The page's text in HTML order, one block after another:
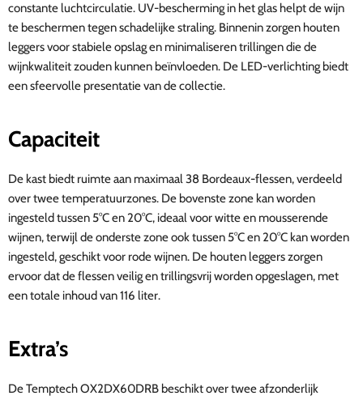
constante luchtcirculatie. UV-bescherming in het glas helpt de wijn
te beschermen tegen schadelijke straling. Binnenin zorgen houten
leggers voor stabiele opslag en minimaliseren trillingen die de
wijnkwaliteit zouden kunnen beïnvloeden. De LED-verlichting biedt
een sfeervolle presentatie van de collectie.
Capaciteit
De kast biedt ruimte aan maximaal 38 Bordeaux-flessen, verdeeld
over twee temperatuurzones. De bovenste zone kan worden
ingesteld tussen 5°C en 20°C, ideaal voor witte en mousserende
wijnen, terwijl de onderste zone ook tussen 5°C en 20°C kan worden
ingesteld, geschikt voor rode wijnen. De houten leggers zorgen
ervoor dat de flessen veilig en trillingsvrij worden opgeslagen, met
een totale inhoud van 116 liter.
Extra’s
De Temptech OX2DX60DRB beschikt over twee afzonderlijk